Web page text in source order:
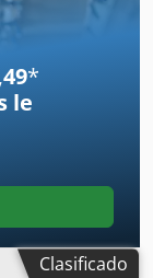
*
le
Clasificado